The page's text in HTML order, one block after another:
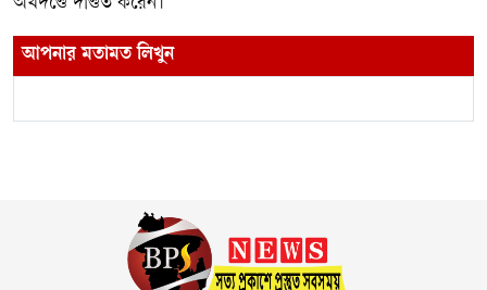
আপনার মতামত লিখুন